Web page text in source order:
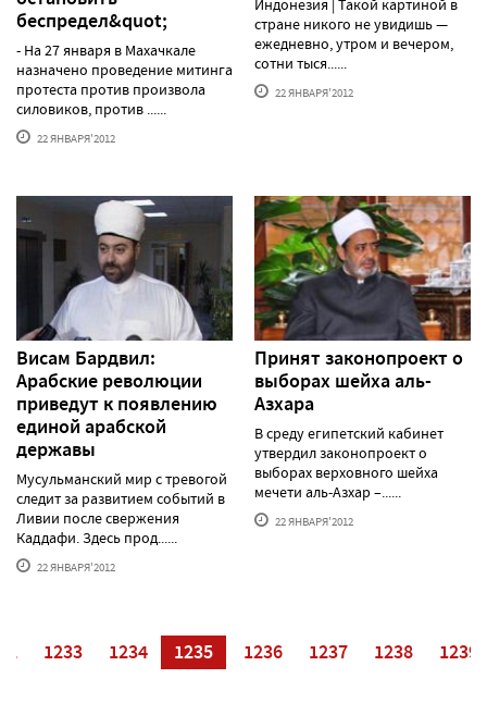
беспредел&quot;
- На 27 января в Махачкале
назначено проведение митинга
протеста против произвола
силовиков, против ......
22 ЯНВАРЯ'2012
Индонезия | Такой картиной в
стране никого не увидишь —
ежедневно, утром и вечером,
сотни тыся......
22 ЯНВАРЯ'2012
Висам Бардвил:
Арабские революции
приведут к появлению
единой арабской
державы
Мусульманский мир с тревогой
следит за развитием событий в
Ливии после свержения
Каддафи. Здесь прод......
22 ЯНВАРЯ'2012
Принят законопроект о
выборах шейха аль-
Азхара
В среду египетский кабинет
утвердил законопроект о
выборах верховного шейха
мечети аль-Азхар –......
22 ЯНВАРЯ'2012
1233 1234 1235 1236 1237 1238 1239